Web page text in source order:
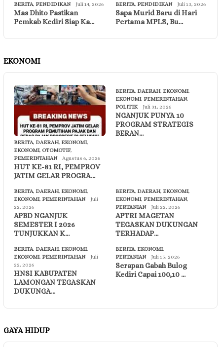
BERITA, PENDIDIKAN Juli 14, 2026
Mas Dhito Pastikan
Pemkab Kediri Siap Ka…
BERITA, PENDIDIKAN Juli 13, 2026
Sapa Murid Baru di Hari
Pertama MPLS, Bu…
EKONOMI
BERITA, DAERAH, EKONOMI,
EKONOMI, OTOMOTIF,
PEMERINTAHAN
Agustus 6, 2026
HUT KE-81 RI, PEMPROV
JATIM GELAR PROGRA…
BERITA, DAERAH, EKONOMI,
EKONOMI, PEMERINTAHAN,
POLITIK
Juli 31, 2026
NGANJUK PUNYA 10
PROGRAM STRATEGIS
BERAN…
BERITA, DAERAH, EKONOMI,
EKONOMI, PEMERINTAHAN
Juli
22, 2026
APBD NGANJUK
SEMESTER I 2026
TUNJUKKAN K…
BERITA, DAERAH, EKONOMI,
EKONOMI, PEMERINTAHAN,
PERTANIAN
Juli 22, 2026
APTRI MAGETAN
TEGASKAN DUKUNGAN
TERHADAP…
BERITA, DAERAH, EKONOMI,
EKONOMI, PEMERINTAHAN
Juli
22, 2026
HNSI KABUPATEN
LAMONGAN TEGASKAN
DUKUNGA…
BERITA, EKONOMI,
PERTANIAN
Juli 15, 2026
Serapan Gabah Bulog
Kediri Capai 100,10 …
GAYA HIDUP